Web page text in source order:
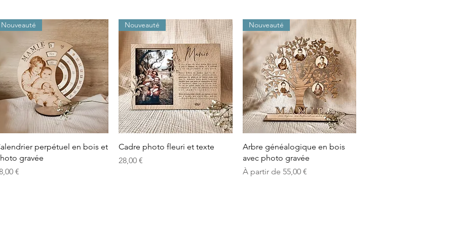
Aperçu rapide
Nouveauté
perpétuel en bois et
gravée
€
Aperçu rapide
Nouveauté
Cadre photo fleuri et texte
Prix
28,00 €
Aperçu rapide
Nouveauté
Arbre généalogique en bois
avec photo gravée
À partir de 55,00 €
Prix promotionnel